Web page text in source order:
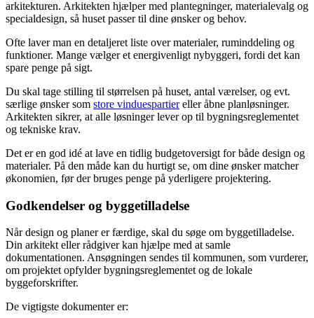
arkitekturen. Arkitekten hjælper med plantegninger, materialevalg og
specialdesign, så huset passer til dine ønsker og behov.
Ofte laver man en detaljeret liste over materialer, ruminddeling og
funktioner. Mange vælger et energivenligt nybyggeri, fordi det kan
spare penge på sigt.
Du skal tage stilling til størrelsen på huset, antal værelser, og evt.
særlige ønsker som store vinduespartiereller åbne planløsninger.
Arkitekten sikrer, at alle løsninger lever op til bygningsreglementet
og tekniske krav.
Det er en god idé at lave en tidlig budgetoversigt for både design og
materialer. På den måde kan du hurtigt se, om dine ønsker matcher
økonomien, før der bruges penge på yderligere projektering.
Godkendelser og byggetilladelse
Når design og planer er færdige, skal du søge om byggetilladelse.
Din arkitekt eller rådgiver kan hjælpe med at samle
dokumentationen. Ansøgningen sendes til kommunen, som vurderer,
om projektet opfylder bygningsreglementet og de lokale
byggeforskrifter.
De vigtigste dokumenter er: